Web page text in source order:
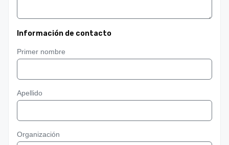
Información de contacto
Primer nombre
Apellido
Organización